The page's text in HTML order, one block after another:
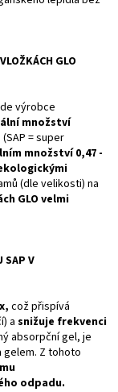
GLO
výrobce
množství
= super
množství 0,47 -
(dle velikosti) na
GLO velmi
SAP V
což přispívá
asnižuje frekvenci
absorpční gel, je
Z tohoto
odpadu.